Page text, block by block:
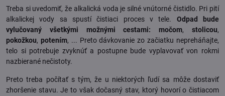
Treba si uvedomiť, že alkalická voda je silné vnútorné čistidlo. Pri pití
alkalickej vody sa spustí čistiaci proces v tele. Odpad bude
vylučovaný všetkými možnými cestami:močom,stolicou,
pokožkou, potením, ... Preto dávkovanie zo začiatku nepreháňajte,
telo si potrebuje zvyknúť a postupne bude vyplavovať von rokmi
nazbierané nečistoty.
Preto treba počítať s tým, že u niektorých ľudí sa môže dostaviť
zhoršenie stavu. Je to však dočasný stav, ktorý hovorí o čistiacom